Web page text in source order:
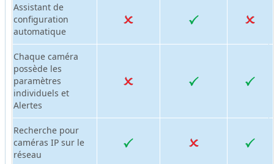
Assistant de
configuration
automatique
Chaque caméra
possède les
paramètres
individuels et
Alertes
Recherche pour
caméras IP sur le
réseau